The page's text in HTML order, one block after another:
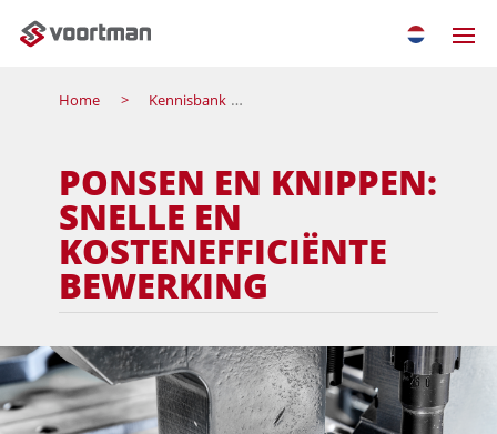
Home Kennisbank
PONSEN EN KNIPPEN:
SNELLE EN
KOSTENEFFICIËNTE
BEWERKING